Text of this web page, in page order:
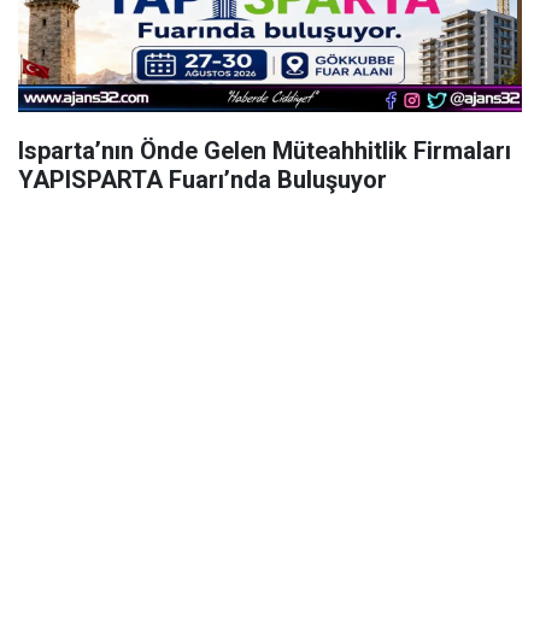
Isparta’nın Önde Gelen Müteahhitlik Firmaları
YAPISPARTA Fuarı’nda Buluşuyor